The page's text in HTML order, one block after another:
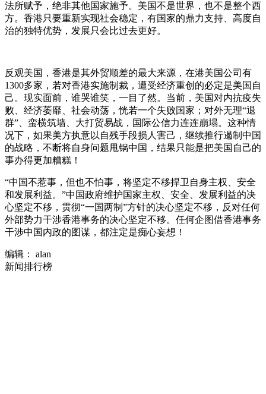
法所赋予，绝非其他国家施予。美国不是世界，也不是整个西
方。香港只要重新实现社会稳定，有国家的鼎力支持、高度自
治的独特优势，发展只会比过去更好。
反观美国，香港是其外贸顺差的最大来源，在港美国公司有
1300多家，若对香港实施制裁，遭受经济重创的必定是美国自
己。现实面前，谁哭谁笑，一目了然。当前，美国对内抗疫失
败、经济萎靡、社会动荡，恍若一个失败国家；对外无理“退
群”、蛮横筑墙、大打贸易战，国际公信力连连崩塌。这种情
况下，如果美方执意以自残手段损人害己，继续推行遏制中国
的战略，不断将自身问题甩锅中国，结果只能是把美国自己的
事办得更加糟糕！
“中国不惹事，但也不怕事，将坚定不移捍卫自身主权、安全
和发展利益。”中国政府维护国家主权、安全、发展利益的决
心坚定不移，贯彻“一国两制”方针的决心坚定不移，反对任何
外部势力干涉香港事务的决心坚定不移。任何企图借香港事务
干涉中国内政的图谋，都注定是痴心妄想！
编辑： alan
新闻排行榜